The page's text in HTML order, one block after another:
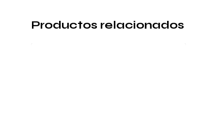
Productos relacionados